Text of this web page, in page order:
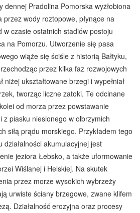
dennej Pradolina Pomorska wyżłobiona
przez wody roztopowe, płynące na
w czasie ostatnich stadiów postoju
na Pomorzu. Utworzenie się pasa
wiąże się ściśle z historią Bałtyku,
przez kilka faz rozwojowych
niżej ukształtowane brzegi i wypełniał
tworząc liczne zatoki. Te odcinane
od morza przez powstawanie
z piasku niesionego w olbrzymich
siłą prądu morskiego. Przykładem tego
działalności akumulacyjnej jest
jeziora Łebsko, a także uformowanie
Wiślanej i Helskiej. Na skutek
przez morze wysokich wybrzeży
urwiste ściany brzegowe, zwane klifem
Działalność erozyjna oraz procesy